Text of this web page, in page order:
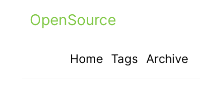
OpenSource
Home Tags Archive